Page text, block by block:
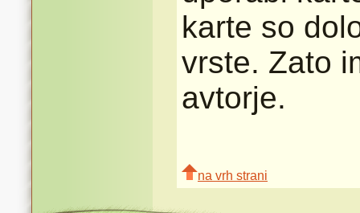
karte so
vrste. Zato
avtorje.
na vrh strani